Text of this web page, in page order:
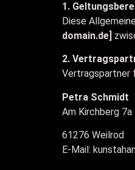
1.
Diese
domain.de]
2.
Vertragspartner
Petra Schmidt
Am Kirchberg 7a
61276 Weilrod
E-Mail: